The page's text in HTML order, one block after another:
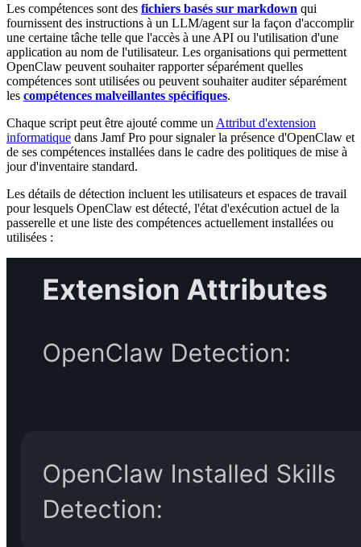
Les compétences sont des fichiers basés sur markdown qui
fournissent des instructions à un LLM/agent sur la façon d'accomplir
une certaine tâche telle que l'accès à une API ou l'utilisation d'une
application au nom de l'utilisateur. Les organisations qui permettent
OpenClaw peuvent souhaiter rapporter séparément quelles
compétences sont utilisées ou peuvent souhaiter auditer séparément
les compétences malveillantes spécifiques.
Chaque script peut être ajouté comme un Attribut d'extension
informatique dans Jamf Pro pour signaler la présence d'OpenClaw et
de ses compétences installées dans le cadre des politiques de mise à
jour d'inventaire standard.
Les détails de détection incluent les utilisateurs et espaces de travail
pour lesquels OpenClaw est détecté, l'état d'exécution actuel de la
passerelle et une liste des compétences actuellement installées ou
utilisées :